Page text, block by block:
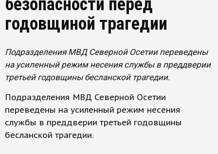
безопасности перед
годовщиной трагедии
Подразделения МВД Северной Осетии переведены
на усиленный режим несения службы в преддверии
третьей годовщины бесланской трагедии.
Подразделения МВД Северной Осетии
переведены на усиленный режим несения
службы в преддверии третьей годовщины
бесланской трагедии.